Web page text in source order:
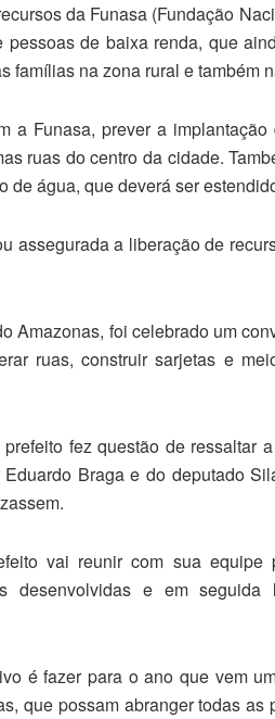
da Funasa (Fundação
de baixa renda, que
famílias na zona rural e também
a Funasa, prever a
ruas do centro da cidade.
de água, que deverá ser
assegurada a liberação de
Amazonas, foi celebrado um
ruas, construir sarjetas e
fez questão de ressaltar
Braga e do deputado
vai reunir com sua
desenvolvidas e em
é fazer para o ano que vem
que possam abranger todas